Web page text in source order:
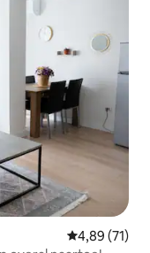
Gemiddelde
4,89 (71)